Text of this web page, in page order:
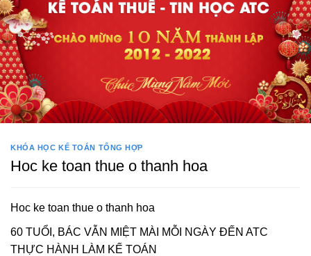
KHÓA HỌC KẾ TOÁN TỔNG HỢP
Hoc ke toan thue o thanh hoa
Hoc ke toan thue o thanh hoa
60 TUỔI, BÁC VẪN MIỆT MÀI MỖI NGÀY ĐẾN ATC
THỰC HÀNH LÀM KẾ TOÁN